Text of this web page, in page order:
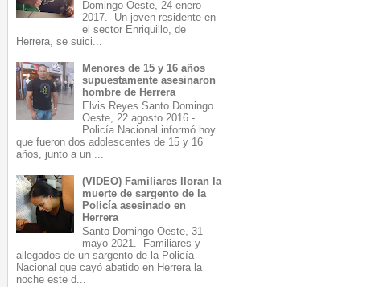
Domingo Oeste, 24 enero
2017.- Un joven residente en
el sector Enriquillo, de
Herrera, se suici...
Menores de 15 y 16 años
supuestamente asesinaron
hombre de Herrera
Elvis Reyes Santo Domingo
Oeste, 22 agosto 2016.-
Policía Nacional informó hoy
que fueron dos adolescentes de 15 y 16
años, junto a un ...
(VIDEO) Familiares lloran la
muerte de sargento de la
Policía asesinado en
Herrera
Santo Domingo Oeste, 31
mayo 2021.- Familiares y
allegados de un sargento de la Policía
Nacional que cayó abatido en Herrera la
noche este d...